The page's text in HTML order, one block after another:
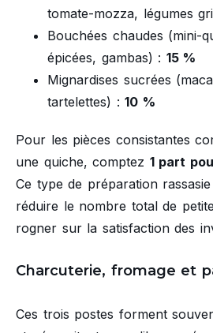
tomate-mozza, légumes
Bouchées chaudes (mini-
épicées, gambas) : 15 %
Mignardises sucrées
tartelettes) :10 %
Pour les pièces consistantes
une quiche, comptez 1 part
Ce type de préparation
réduire le nombre total de
rogner sur la satisfaction des
Charcuterie, fromage et
Ces trois postes forment